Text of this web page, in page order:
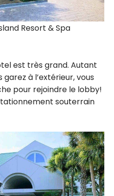
Resort & Spa
est très grand. Autant
garez à l’extérieur, vous
pour rejoindre le lobby!
souterrain